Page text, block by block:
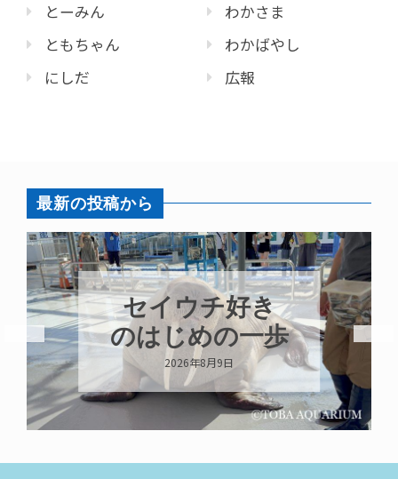
とーみん
ともちゃん
にしだ
わかさま
わかばやし
広報
最新の投稿から
セイウチ好き
のはじめの一歩
2026年8月9日